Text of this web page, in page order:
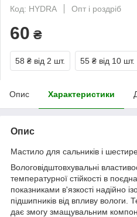
Код: HYDRA
Опт і роздріб
60 ₴
58 ₴ від 2 шт. 55 ₴ від 10 шт.
Опис Характеристики
Опис
Мастило для сальників і
Вологовідштовхувальні
температурної стійкості в
показниками в'язкості надійно
підшипників від впливу вологи.
дає змогу змащувальним